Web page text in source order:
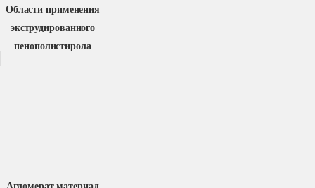
Области применения
экструдированного
пенополистирола